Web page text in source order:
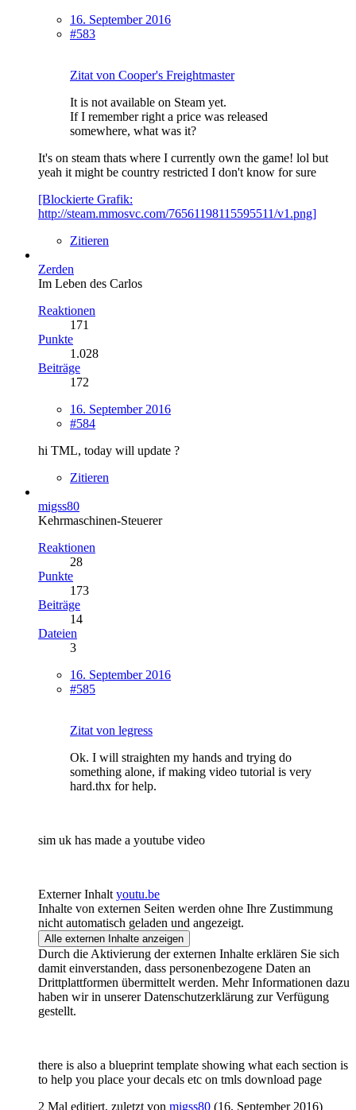
16. September 2016
#583
Zitat von Cooper's Freightmaster
It is not available on Steam yet.
If I remember right a price was released
somewhere, what was it?
It's on steam thats where I currently own the game! lol but
yeah it might be country restricted I don't know for sure
[Blockierte Grafik:
http://steam.mmosvc.com/76561198115595511/v1.png]
Zitieren
Zerden
Im Leben des Carlos
Reaktionen
171
Punkte
1.028
Beiträge
172
16. September 2016
#584
hi TML, today will update ?
Zitieren
migss80
Kehrmaschinen-Steuerer
Reaktionen
28
Punkte
173
Beiträge
14
Dateien
3
16. September 2016
#585
Zitat von legress
Ok. I will straighten my hands and trying do
something alone, if making video tutorial is very
hard.thx for help.
sim uk has made a youtube video
Externer Inhalt youtu.be
Inhalte von externen Seiten werden ohne Ihre Zustimmung
nicht automatisch geladen und angezeigt.
Alle externen Inhalte anzeigen
Durch die Aktivierung der externen Inhalte erklären Sie sich
damit einverstanden, dass personenbezogene Daten an
Drittplattformen übermittelt werden. Mehr Informationen dazu
haben wir in unserer Datenschutzerklärung zur Verfügung
gestellt.
there is also a blueprint template showing what each section is
to help you place your decals etc on tmls download page
2 Mal editiert, zuletzt von migss80 (16. September 2016)